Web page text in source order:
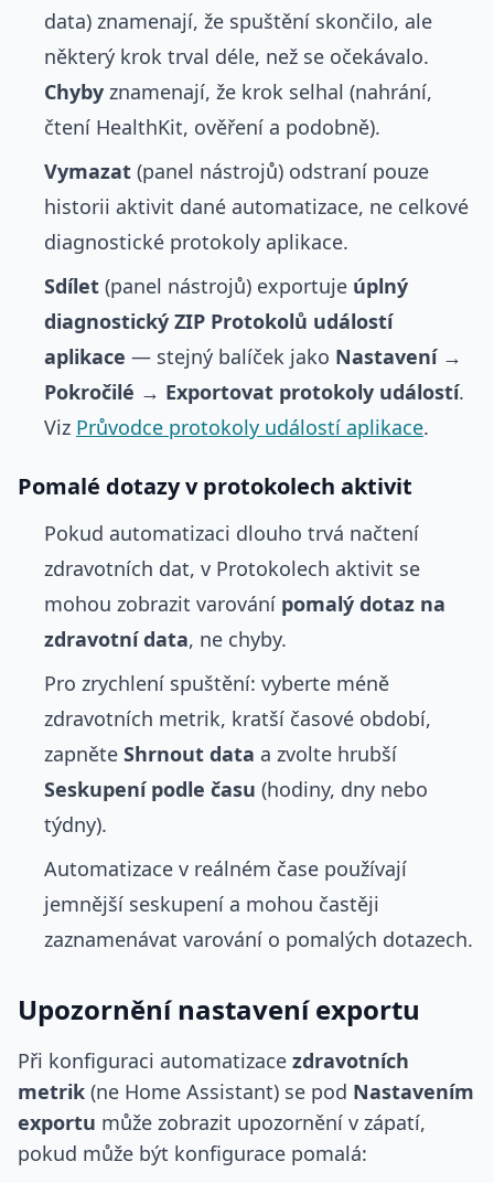
data) znamenají, že spuštění skončilo, ale
některý krok trval déle, než se očekávalo.
Chyby znamenají, že krok selhal (nahrání,
čtení HealthKit, ověření a podobně).
Vymazat (panel nástrojů) odstraní pouze
historii aktivit dané automatizace, ne celkové
diagnostické protokoly aplikace.
Sdílet (panel nástrojů) exportuje úplný
diagnostický ZIP Protokolů událostí
aplikace — stejný balíček jako Nastavení →
Pokročilé → Exportovat protokoly událostí.
Viz Průvodce protokoly událostí aplikace.
Pomalé dotazy v protokolech aktivit
Pokud automatizaci dlouho trvá načtení
zdravotních dat, v Protokolech aktivit se
mohou zobrazit varování pomalý dotaz na
zdravotní data, ne chyby.
Pro zrychlení spuštění: vyberte méně
zdravotních metrik, kratší časové období,
zapněte Shrnout data a zvolte hrubší
Seskupení podle času (hodiny, dny nebo
týdny).
Automatizace v reálném čase používají
jemnější seskupení a mohou častěji
zaznamenávat varování o pomalých dotazech.
Upozornění nastavení exportu
Při konfiguraci automatizace zdravotních
metrik (ne Home Assistant) se pod Nastavením
exportu může zobrazit upozornění v zápatí,
pokud může být konfigurace pomalá: